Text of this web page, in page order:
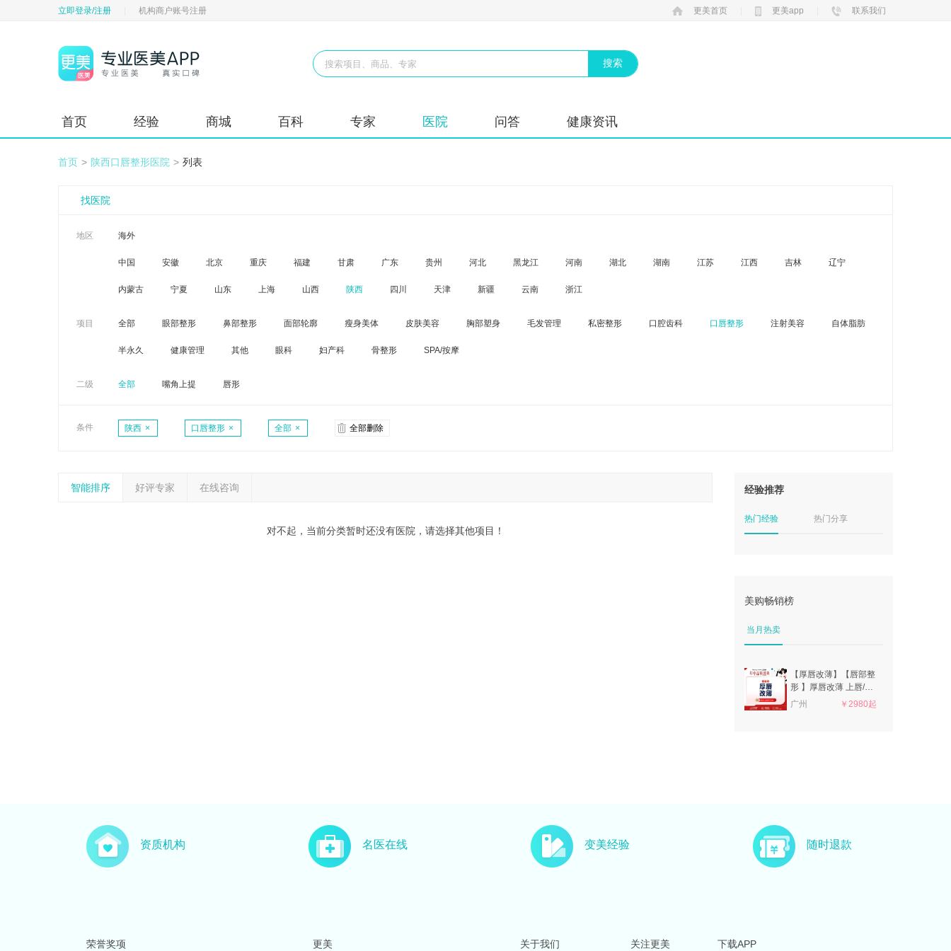
立即登录/注册 机构商户账号注册 更美首页 更美app 联系我们
首页 经验 商城 百科 专家 医院 问答 健康资讯
首页 > 陕西口唇整形医院 > 列表
找医院
地区 海外
中国 安徽 北京 重庆 福建 甘肃 广东 贵州 河北 黑龙江 河南 湖北 湖南 江苏 江西 吉林 辽宁
内蒙古 宁夏 山东 上海 山西 陕西 四川 天津 新疆 云南 浙江
项目 全部 眼部整形 鼻部整形 面部轮廓 瘦身美体 皮肤美容 胸部塑身 毛发管理 私密整形 口腔齿科 口唇整形 注射美容 自体脂肪
半永久 健康管理 其他 眼科 妇产科 骨整形 SPA/按摩
二级 全部 嘴角上提 唇形
条件 陕西 × 口唇整形 × 全部 × 全部删除
智能排序 好评专家 在线咨询
对不起，当前分类暂时还没有医院，请选择其他项目！
经验推荐
热门经验 热门分享
美购畅销榜
当月热卖
【厚唇改薄】【唇部整
形 】厚唇改薄 上唇/下
唇（2选1） 唇部整形
广州 ￥2980起
资质机构 名医在线 变美经验 随时退款
荣誉奖项 更美 关于我们 关注更美 下载APP